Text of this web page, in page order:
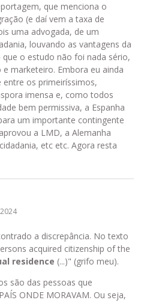
que menciona o
(e daí vem a taxa de
uma advogada, de um
louvando as vantagens da
o estudo não foi nada sério,
marketeiro. Embora eu ainda
os primeiríssimos,
imensa e, como todos
bem permissiva, a Espanha
um importante contingente
a LMD, a Alemanha
etc etc. Agora resta
a discrepância. No texto
acquired citizenship of the
residence (...)" (grifo meu).
são das pessoas que
ONDE MORAVAM. Ou seja,